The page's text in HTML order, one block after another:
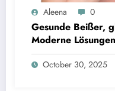
Aleena 0
Gesunde Beißer,
Moderne
mehr noch
October 30, 2025